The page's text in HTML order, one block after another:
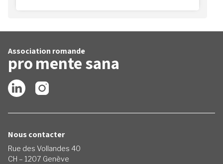
Association romande
promentesana
Nous contacter
Rue des Vollandes 40
CH – 1207 Genève